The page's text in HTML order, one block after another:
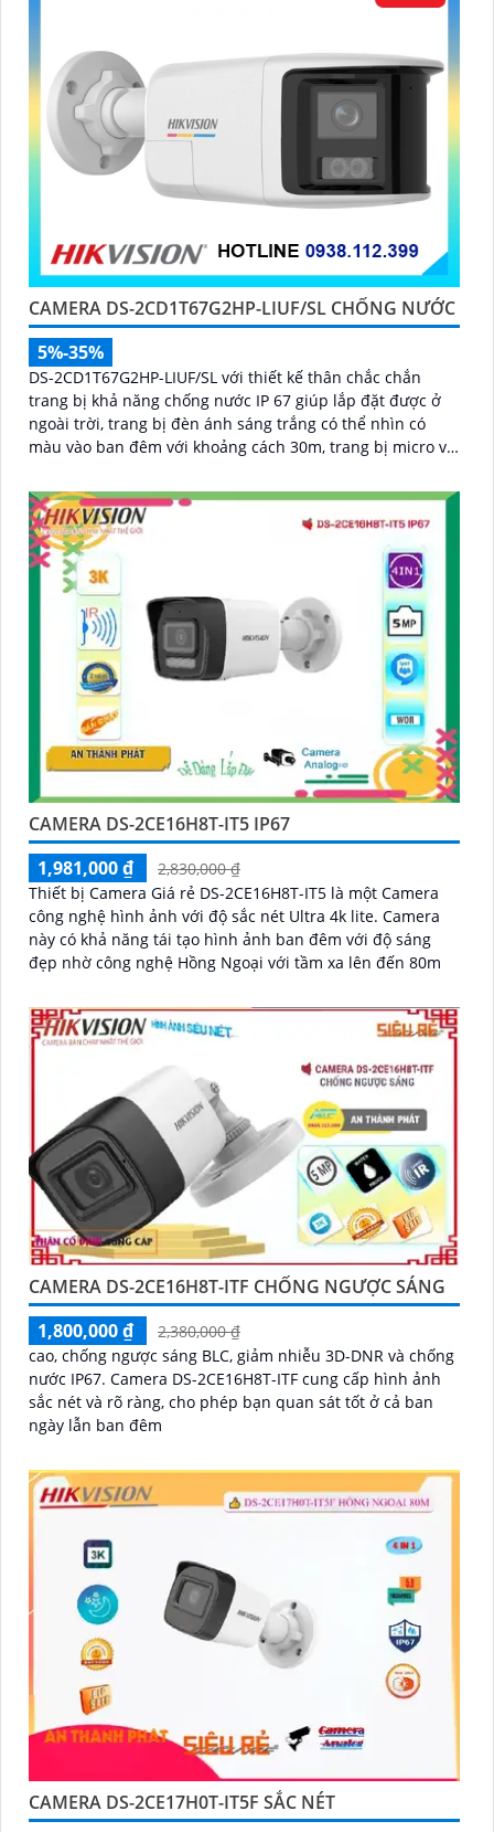
CAMERA DS-2CD1T67G2HP-LIUF/SL CHỐNG NƯỚC
5%-35%
DS-2CD1T67G2HP-LIUF/SL với thiết kế thân chắc chắn
trang bị khả năng chống nước IP 67 giúp lắp đặt được ở
ngoài trời, trang bị đèn ánh sáng trắng có thể nhìn có
màu vào ban đêm với khoảng cách 30m, trang bị micro và
CAMERA DS-2CE16H8T-IT5 IP67
1,981,000 ₫
2,830,000 ₫
Thiết bị Camera Giá rẻ DS-2CE16H8T-IT5 là một Camera
công nghệ hình ảnh với độ sắc nét Ultra 4k lite. Camera
này có khả năng tái tạo hình ảnh ban đêm với độ sáng
đẹp nhờ công nghệ Hồng Ngoại với tầm xa lên đến 80m
CAMERA DS-2CE16H8T-ITF CHỐNG NGƯỢC SÁNG
1,800,000 ₫
2,380,000 ₫
cao, chống ngược sáng BLC, giảm nhiễu 3D-DNR và chống
nước IP67. Camera DS-2CE16H8T-ITF cung cấp hình ảnh
sắc nét và rõ ràng, cho phép bạn quan sát tốt ở cả ban
ngày lẫn ban đêm
CAMERA DS-2CE17H0T-IT5F SẮC NÉT